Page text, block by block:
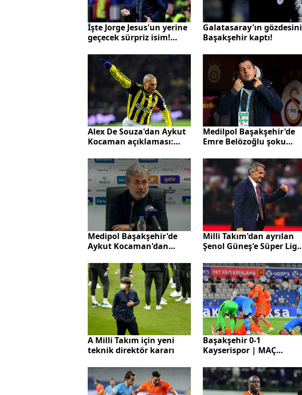
İşte Jorge Jesus'un yerine
geçecek sürpriz isim!
Kayserispor maçı
sonrası...
Galatasaray'ın gözdesini
Başakşehir kaptı!
Alex De Souza'dan Aykut
Kocaman açıklaması:
direktör
Medilpol Başakşehir'de
Emre Belözoğlu şoku
Medipol Başakşehir'de
Aykut Kocaman'dan
Milli Takım'dan ayrılan
Şenol Güneş'e Süper Lig
teklif
A Milli Takım için yeni
teknik direktör kararı
Başakşehir 0-1
Kayserispor | MAÇ